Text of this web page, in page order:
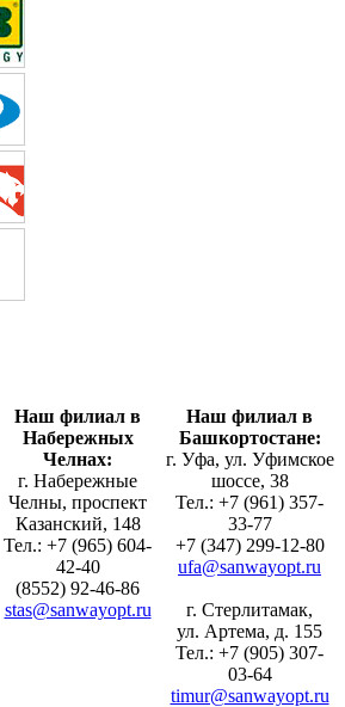
Наш филиал в
Набережных
Челнах:
г. Набережные
Челны, проспект
Казанский, 148
Тел.: +7 (965) 604-
42-40
(8552) 92-46-86
stas@sanwayopt.ru
Наш филиал в
Башкортостане:
г. Уфа, ул. Уфимское
шоссе, 38
Тел.: +7 (961) 357-
33-77
+7 (347) 299-12-80
ufa@sanwayopt.ru
г. Стерлитамак,
ул. Артема, д. 155
Тел.: +7 (905) 307-
03-64
timur@sanwayopt.ru